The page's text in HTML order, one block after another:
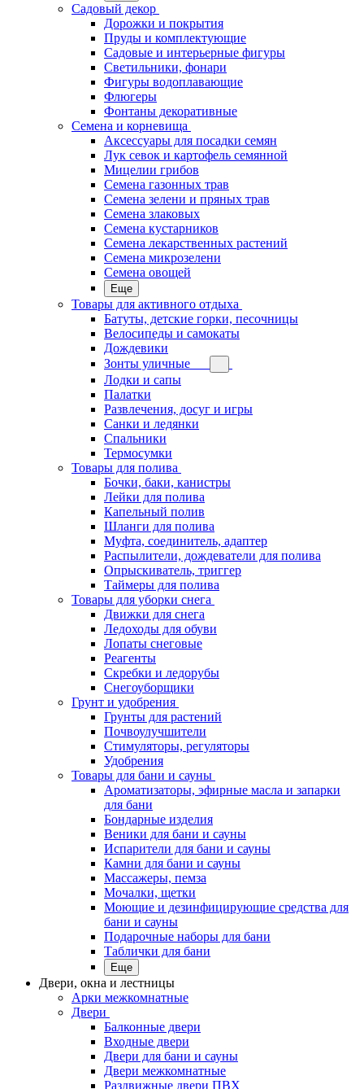
Садовый декор
Дорожки и покрытия
Пруды и комплектующие
Садовые и интерьерные фигуры
Светильники, фонари
Фигуры водоплавающие
Флюгеры
Фонтаны декоративные
Семена и корневища
Аксессуары для посадки семян
Лук севок и картофель семянной
Мицелии грибов
Семена газонных трав
Семена зелени и пряных трав
Семена злаковых
Семена кустарников
Семена лекарственных растений
Семена микрозелени
Семена овощей
Еще
Товары для активного отдыха
Батуты, детские горки, песочницы
Велосипеды и самокаты
Дождевики
Зонты уличные
Лодки и сапы
Палатки
Развлечения, досуг и игры
Санки и ледянки
Спальники
Термосумки
Товары для полива
Бочки, баки, канистры
Лейки для полива
Капельный полив
Шланги для полива
Муфта, соединитель, адаптер
Распылители, дождеватели для полива
Опрыскиватель, триггер
Таймеры для полива
Товары для уборки снега
Движки для снега
Ледоходы для обуви
Лопаты снеговые
Реагенты
Скребки и ледорубы
Снегоуборщики
Грунт и удобрения
Грунты для растений
Почвоулучшители
Стимуляторы, регуляторы
Удобрения
Товары для бани и сауны
Ароматизаторы, эфирные масла и запарки
для бани
Бондарные изделия
Веники для бани и сауны
Испарители для бани и сауны
Камни для бани и сауны
Массажеры, пемза
Мочалки, щетки
Моющие и дезинфицирующие средства для
бани и сауны
Подарочные наборы для бани
Таблички для бани
Еще
Двери, окна и лестницы
Арки межкомнатные
Двери
Балконные двери
Входные двери
Двери для бани и сауны
Двери межкомнатные
Раздвижные двери ПВХ